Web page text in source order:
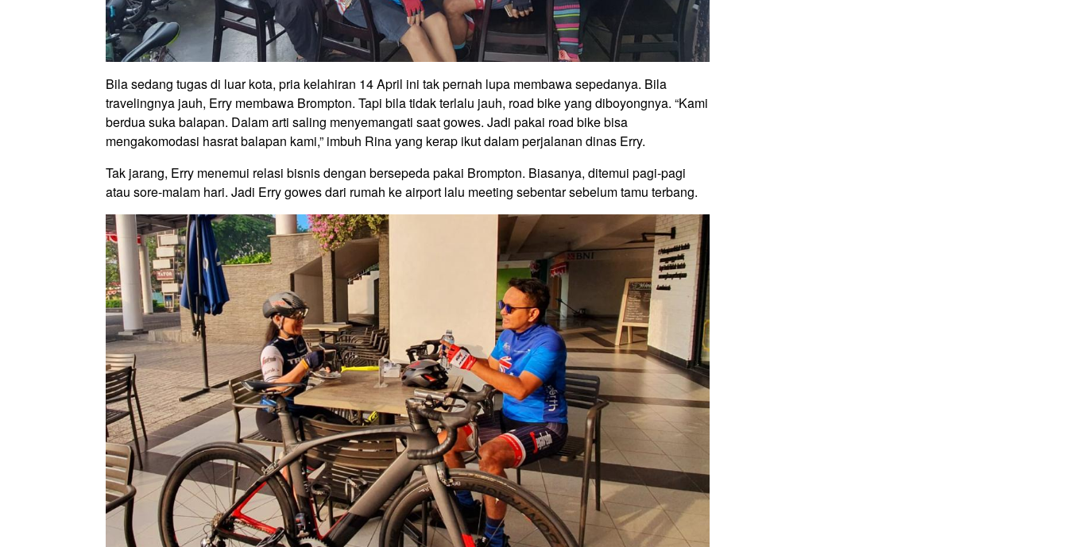
Bila sedang tugas di luar kota, pria kelahiran 14 April ini tak pernah lupa membawa sepedanya. Bila
travelingnya jauh, Erry membawa Brompton. Tapi bila tidak terlalu jauh, road bike yang diboyongnya. “Kami
berdua suka balapan. Dalam arti saling menyemangati saat gowes. Jadi pakai road bike bisa
mengakomodasi hasrat balapan kami,” imbuh Rina yang kerap ikut dalam perjalanan dinas Erry.
Tak jarang, Erry menemui relasi bisnis dengan bersepeda pakai Brompton. Biasanya, ditemui pagi-pagi
atau sore-malam hari. Jadi Erry gowes dari rumah ke airport lalu meeting sebentar sebelum tamu terbang.